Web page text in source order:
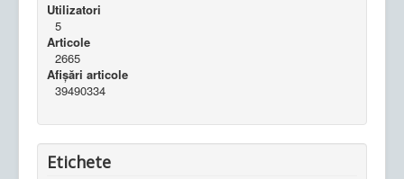
Utilizatori
5
Articole
2665
Afișări articole
39490334
Etichete